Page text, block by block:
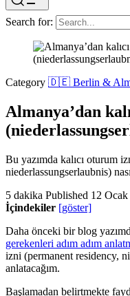
Search for:
Category 🇩🇪 Berlin &
Almanya’dan
Bu yazımda kalıcı oturum
niederlassungserlaubnis)
5 dakika Published 12
İçindekiler [göster]
Daha önceki bir blog
gerekenleri adım adım
izni (permanent residency,
anlatacağım.
Başlamadan belirtmekte